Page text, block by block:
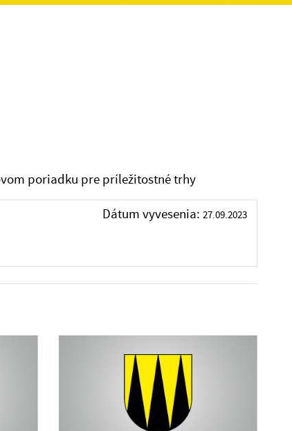
poriadku pre príležitostné trhy
Dátum vyvesenia: 27.09.2023